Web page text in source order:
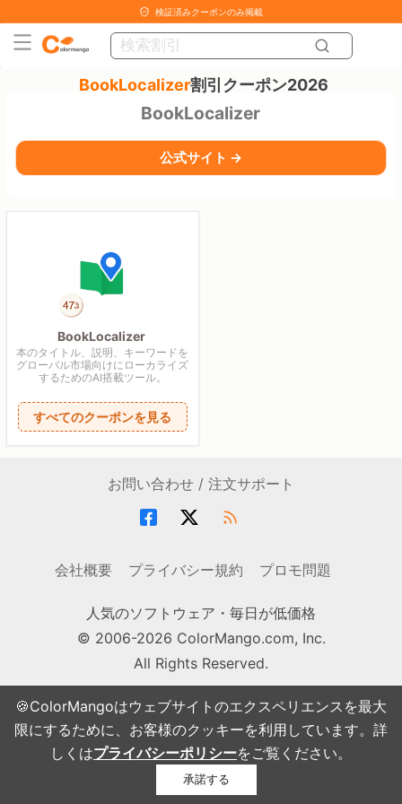
🍪ColorMangoはウェブサイトのエクスペリエンスを最大
限にするために、お客様のクッキーを利用しています。詳
しくはプライバシーポリシーをご覧ください。
承諾する
検証済みクーポンのみ掲載
BookLocalizer割引クーポン2026
BookLocalizer
公式サイト →
BookLocalizer
本のタイトル、説明、キーワードを
グローバル市場向けにローカライズ
するためのAI搭載ツール。
すべてのクーポンを見る
お問い合わせ / 注文サポート
会社概要 プライバシー規約 プロモ問題
人気のソフトウェア・毎日が低価格
© 2006-2026 ColorMango.com, Inc.
All Rights Reserved.